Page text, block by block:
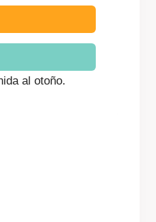
al otoño.